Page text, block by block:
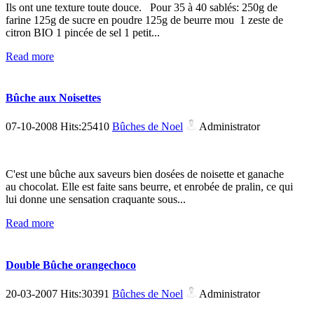
Ils ont une texture toute douce. Pour 35 à 40 sablés: 250g de
farine 125g de sucre en poudre 125g de beurre mou 1 zeste de
citron BIO 1 pincée de sel 1 petit...
Read more
Bûche aux Noisettes
07-10-2008 Hits:25410 Bûches de Noel Administrator
C'est une bûche aux saveurs bien dosées de noisette et ganache
au chocolat. Elle est faite sans beurre, et enrobée de pralin, ce qui
lui donne une sensation craquante sous...
Read more
Double Bûche orangechoco
20-03-2007 Hits:30391 Bûches de Noel Administrator